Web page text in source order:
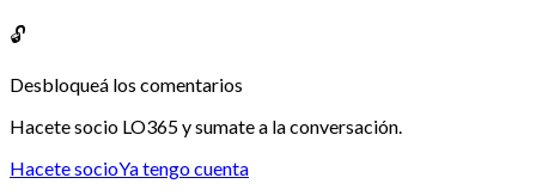
🔓
Desbloqueá los comentarios
Hacete socio LO365 y sumate a la conversación.
Hacete socioYa tengo cuenta